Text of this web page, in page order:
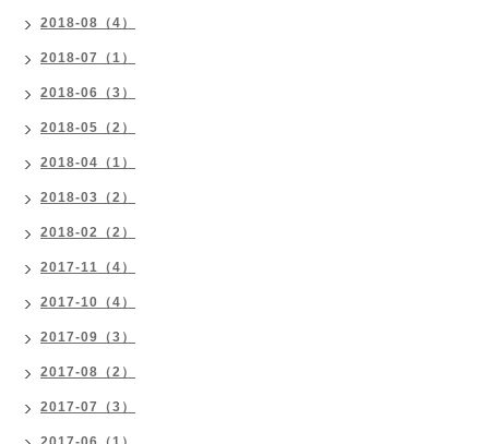
2018-08（4）
2018-07（1）
2018-06（3）
2018-05（2）
2018-04（1）
2018-03（2）
2018-02（2）
2017-11（4）
2017-10（4）
2017-09（3）
2017-08（2）
2017-07（3）